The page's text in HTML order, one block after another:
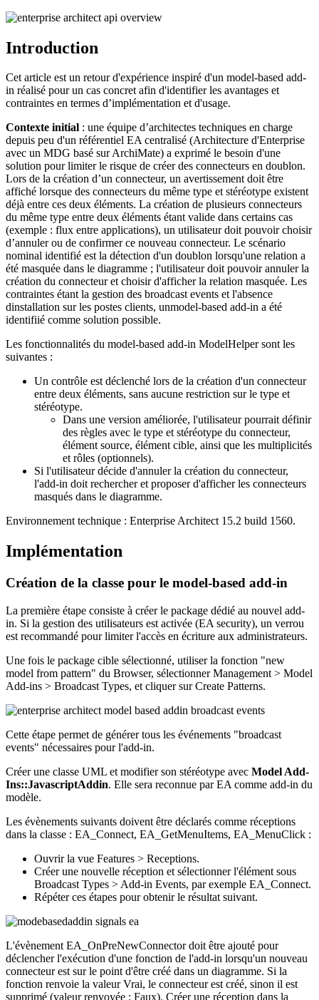
Introduction
Cet article est un retour d'expérience inspiré d'un model-based add-
in réalisé pour un cas concret afin d'identifier les avantages et
contraintes en termes d’implémentation et d'usage.
Contexte initial : une équipe d’architectes techniques en charge
depuis peu d'un référentiel EA centralisé (Architecture d'Enterprise
avec un MDG basé sur ArchiMate) a exprimé le besoin d'une
solution pour limiter le risque de créer des connecteurs en doublon.
Lors de la création d’un connecteur, un avertissement doit être
affiché lorsque des connecteurs du même type et stéréotype existent
déjà entre ces deux éléments. La création de plusieurs connecteurs
du même type entre deux éléments étant valide dans certains cas
(exemple : flux entre applications), un utilisateur doit pouvoir choisir
d’annuler ou de confirmer ce nouveau connecteur. Le scénario
nominal identifié est la détection d'un doublon lorsqu'une relation a
été masquée dans le diagramme ; l'utilisateur doit pouvoir annuler la
création du connecteur et choisir d'afficher la relation masquée. Les
contraintes étant la gestion des broadcast events et l'absence
dinstallation sur les postes clients, unmodel-based add-in a été
identifiié comme solution possible.
Les fonctionnalités du model-based add-in ModelHelper sont les
suivantes :
Un contrôle est déclenché lors de la création d'un connecteur
entre deux éléments, sans aucune restriction sur le type et
stéréotype.
Dans une version améliorée, l'utilisateur pourrait définir
des règles avec le type et stéréotype du connecteur,
élément source, élément cible, ainsi que les multiplicités
et rôles (optionnels).
Si l'utilisateur décide d'annuler la création du connecteur,
l'add-in doit rechercher et proposer d'afficher les connecteurs
masqués dans le diagramme.
Environnement technique : Enterprise Architect 15.2 build 1560.
Implémentation
Création de la classe pour le model-based add-in
La première étape consiste à créer le package dédié au nouvel add-
in. Si la gestion des utilisateurs est activée (EA security), un verrou
est recommandé pour limiter l'accès en écriture aux administrateurs.
Une fois le package cible sélectionné, utiliser la fonction "new
model from pattern" du Browser, sélectionner Management > Model
Add-ins > Broadcast Types, et cliquer sur Create Patterns.
Cette étape permet de générer tous les événements "broadcast
events" nécessaires pour l'add-in.
Créer une classe UML et modifier son stéréotype avec Model Add-
Ins::JavascriptAddin. Elle sera reconnue par EA comme add-in du
modèle.
Les évènements suivants doivent être déclarés comme réceptions
dans la classe : EA_Connect, EA_GetMenuItems, EA_MenuClick :
Ouvrir la vue Features > Receptions.
Créer une nouvelle réception et sélectionner l'élément sous
Broadcast Types > Add-in Events, par exemple EA_Connect.
Répéter ces étapes pour obtenir le résultat suivant.
L'évènement EA_OnPreNewConnector doit être ajouté pour
déclencher l'exécution d'une fonction de l'add-in lorsqu'un nouveau
connecteur est sur le point d'être créé dans un diagramme. Si la
fonction renvoie la valeur Vrai, le connecteur est créé, sinon il est
supprimé (valeur renvoyée : Faux). Créer une réception dans la